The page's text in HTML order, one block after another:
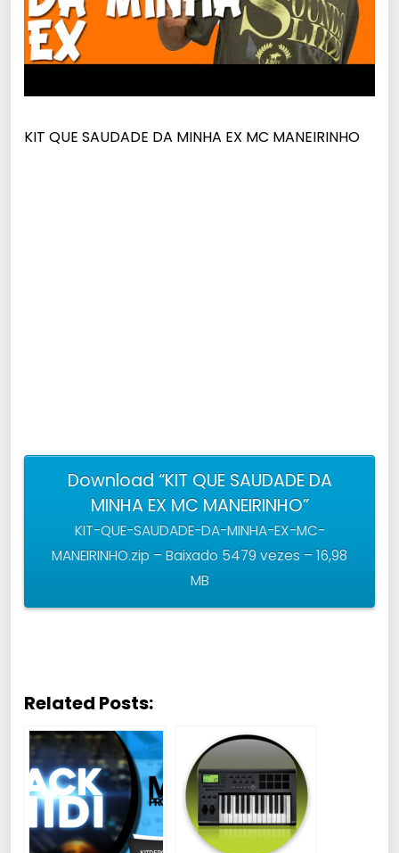
KIT QUE SAUDADE DA MINHA EX MC MANEIRINHO
Download “KIT QUE SAUDADE DA
MINHA EX MC MANEIRINHO”
KIT-QUE-SAUDADE-DA-MINHA-EX-MC-
MANEIRINHO.zip – Baixado 5479 vezes – 16,98
MB
Related Posts: